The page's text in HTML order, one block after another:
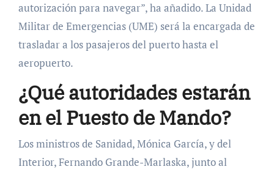
autorización para navegar”, ha añadido. La Unidad
Militar de Emergencias (UME) será la encargada de
trasladar a los pasajeros del puerto hasta el
aeropuerto.
¿Qué autoridades estarán
en el Puesto de Mando?
Los ministros de Sanidad, Mónica García, y del
Interior, Fernando Grande-Marlaska, junto al